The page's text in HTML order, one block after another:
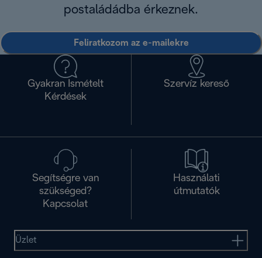
postaládádba érkeznek.
Feliratkozom az e-mailekre
Gyakran Ismételt
Kérdések
Szervíz kereső
Segítségre van
szükséged?
Kapcsolat
Használati
útmutatók
Üzlet